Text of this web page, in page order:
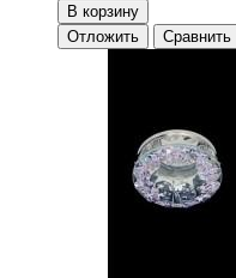
В корзину
Отложить
Сравнить